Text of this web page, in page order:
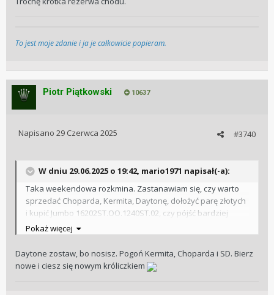
To jest moje zdanie i ja je całkowicie popieram.
Piotr Piątkowski 10637
#3740
Napisano 29 Czerwca 2025
W dniu 29.06.2025 o 19:42, mario1971 napisał(-a):
Taka weekendowa rozkmina. Zastanawiam się, czy warto
sprzedać Choparda, Kermita, Daytonę, dołożyć parę złotych
i kupić Jumbo 16202ST.OO.1240ST.02, czy pójść bardziej
ostrożnie, i na początek spróbować z RO 15510? Jednego się
boje w drugiej opcji, że 15510 będzie jednak zbyt duży dla
mnie i zacznie mi to szybko przeszkadzać.
Pokaż więcej
Daytone zostaw, bo nosisz. Pogoń Kermita, Choparda i SD. Bierz
nowe i ciesz się nowym króliczkiem